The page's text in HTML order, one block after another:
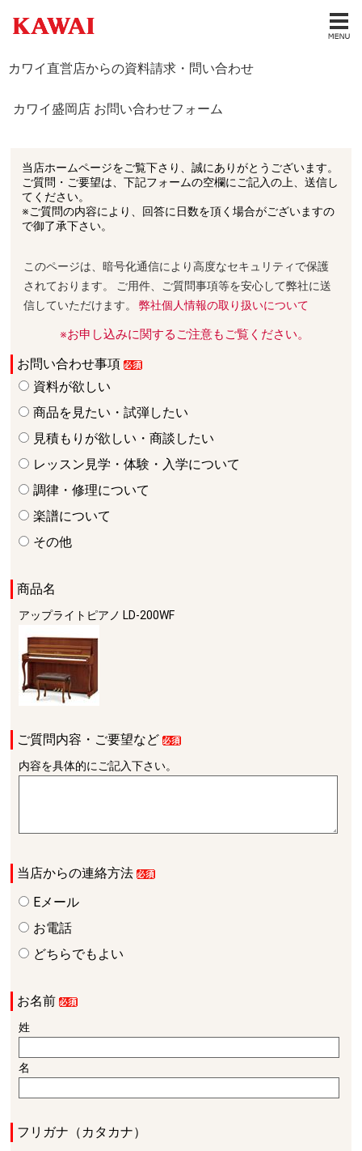
カワイ直営店からの資料請求・問い合わせ
カワイ盛岡店 お問い合わせフォーム
当店ホームページをご覧下さり、誠にありがとうございます。
ご質問・ご要望は、下記フォームの空欄にご記入の上、送信し
てください。
※ご質問の内容により、回答に日数を頂く場合がございますの
で御了承下さい。
このページは、暗号化通信により高度なセキュリティで保護
されております。 ご用件、ご質問事項等を安心して弊社に送
信していただけます。弊社個人情報の取り扱いについて
※お申し込みに関するご注意もご覧ください。
お問い合わせ事項
資料が欲しい
商品を見たい・試弾したい
見積もりが欲しい・商談したい
レッスン見学・体験・入学について
調律・修理について
楽譜について
その他
商品名
アップライトピアノ LD-200WF
ご質問内容・ご要望など
内容を具体的にご記入下さい。
当店からの連絡方法
Eメール
お電話
どちらでもよい
お名前
姓
名
フリガナ（カタカナ）